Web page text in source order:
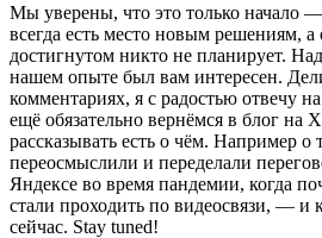
Мы уверены, что это только начало
всегда есть место новым решениям, а
достигнутом никто не планирует.
нашем опыте был вам интересен.
комментариях, я с радостью отвечу
ещё обязательно вернёмся в блог на
рассказывать есть о чём. Например о
переосмыслили и переделали
Яндексе во время пандемии, когда
стали проходить по видеосвязи, — и
сейчас. Stay tuned!